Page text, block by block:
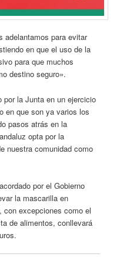
adelantamos para evitar
en que el uso de la
para que muchos
destino seguro».
por la Junta en un ejercicio
en que son ya varios los
pasos atrás en la
opta por la
nuestra comunidad como
por el Gobierno
la mascarilla en
con excepciones como el
de alimentos, conllevará